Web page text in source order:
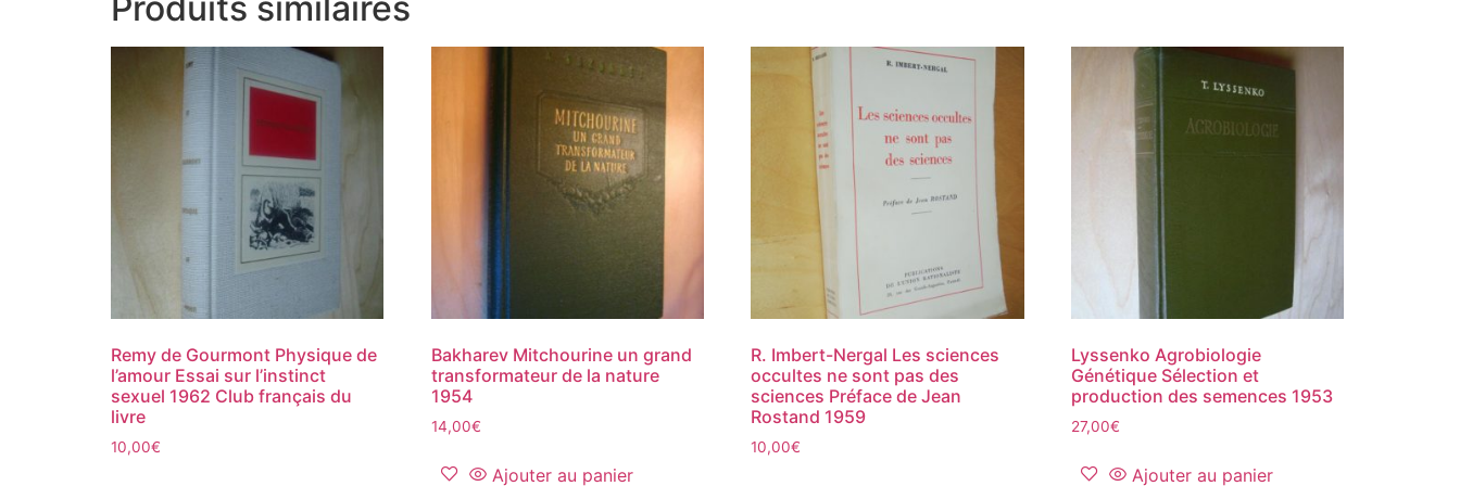
Remy de Gourmont Physique de
l’amour Essai sur l’instinct
sexuel 1962 Club français du
livre
10,00€
Bakharev Mitchourine un grand
transformateur de la nature
1954
14,00€
Ajouter au panier
R. Imbert-Nergal Les sciences
occultes ne sont pas des
sciences Préface de Jean
Rostand 1959
10,00€
Lyssenko Agrobiologie
Génétique Sélection et
production des semences 1953
27,00€
Ajouter au panier